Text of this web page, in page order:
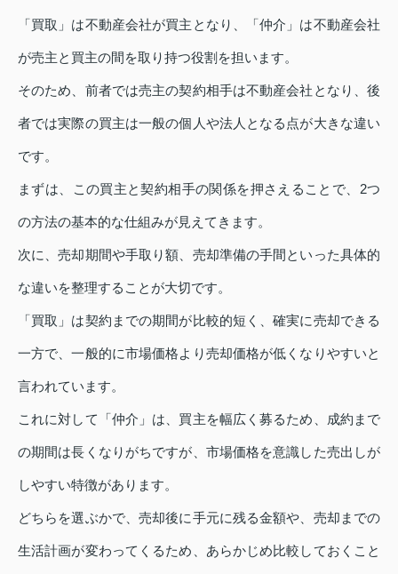
「買取」は不動産会社が買主となり、「仲介」は不動産会社
が売主と買主の間を取り持つ役割を担います。
そのため、前者では売主の契約相手は不動産会社となり、後
者では実際の買主は一般の個人や法人となる点が大きな違い
です。
まずは、この買主と契約相手の関係を押さえることで、2つ
の方法の基本的な仕組みが見えてきます。
次に、売却期間や手取り額、売却準備の手間といった具体的
な違いを整理することが大切です。
「買取」は契約までの期間が比較的短く、確実に売却できる
一方で、一般的に市場価格より売却価格が低くなりやすいと
言われています。
これに対して「仲介」は、買主を幅広く募るため、成約まで
の期間は長くなりがちですが、市場価格を意識した売出しが
しやすい特徴があります。
どちらを選ぶかで、売却後に手元に残る金額や、売却までの
生活計画が変わってくるため、あらかじめ比較しておくこと